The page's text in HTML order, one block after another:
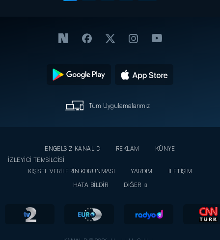
Tüm Uygulamalarımız
ENGELSİZ KANAL D REKLAM
KÜNYE
İZLEYİCİ TEMSİLCİSİ
KİŞİSEL VERİLERİN KORUNMASI
YARDIM
İLETİŞİM
HATA BİLDİR
DİĞER